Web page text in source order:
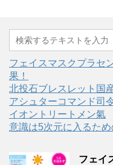
フェイスマスクプラセ
果！
北投石ブレスレット国
アシュターコマンド司
イオントリートメン氣
意識は5次元に入るた
フェイ